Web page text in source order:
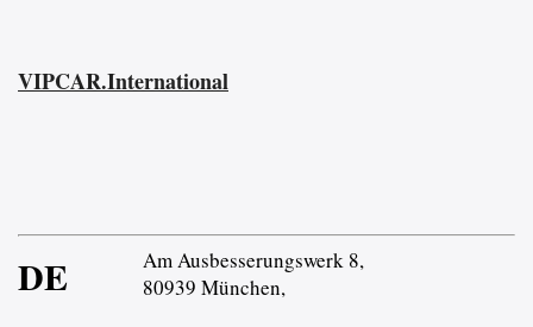
VIPCAR.International
DE
Am Ausbesserungswerk 8,
80939 München,